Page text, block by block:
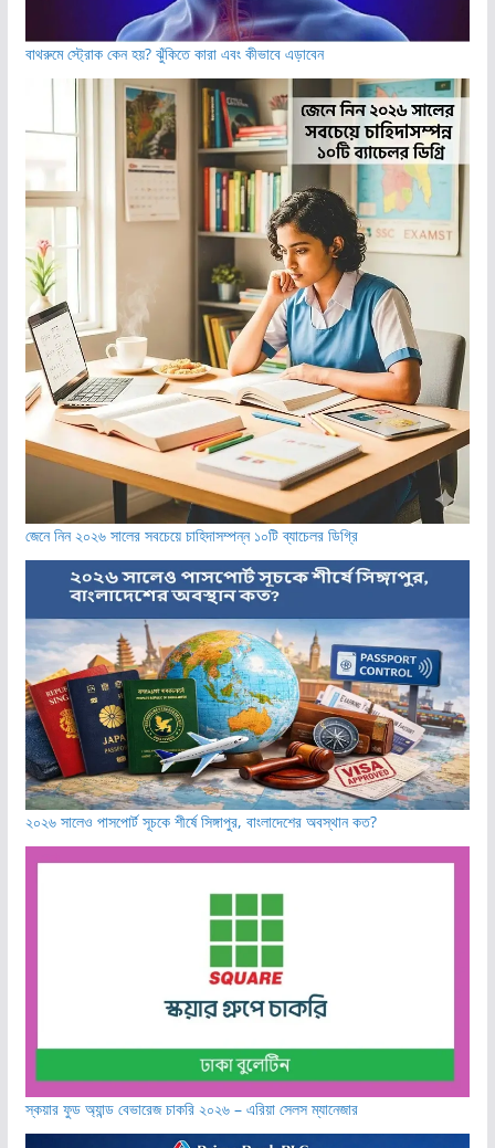
বাথরুমে স্ট্রোক কেন হয়? ঝুঁকিতে কারা এবং কীভাবে এড়াবেন
জেনে নিন ২০২৬ সালের সবচেয়ে চাহিদাসম্পন্ন ১০টি ব্যাচেলর ডিগ্রি
২০২৬ সালেও পাসপোর্ট সূচকে শীর্ষে সিঙ্গাপুর, বাংলাদেশের অবস্থান কত?
স্কয়ার ফুড অ্যান্ড বেভারেজ চাকরি ২০২৬ – এরিয়া সেলস ম্যানেজার